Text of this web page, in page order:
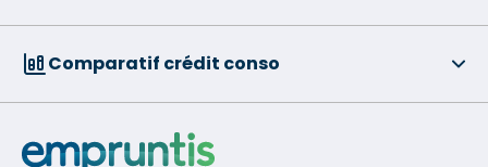
Comparatif crédit conso